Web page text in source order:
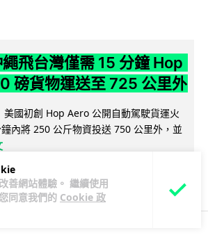
善網站體驗。 繼續使用
同意我們的 Cookie 政
飛台灣僅需 15 分鐘 Hop
磅貨物運送至 725 公里外
美國初創 Hop Aero 公開自動駕駛貨運火
內將 250 公斤物資投送 750 公里外，並
享